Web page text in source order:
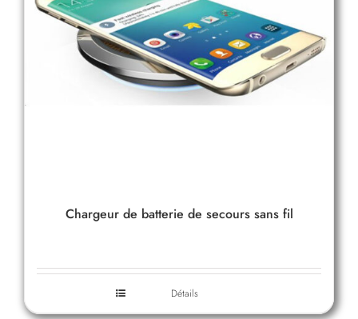
Chargeur de batterie de secours sans fil
Détails